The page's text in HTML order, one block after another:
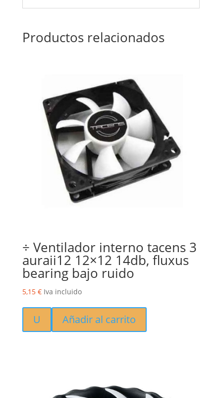
Productos relacionados
÷ Ventilador interno tacens 3
auraii12 12×12 14db, fluxus
bearing bajo ruido
5,15 € Iva incluido
U Añadir al carrito